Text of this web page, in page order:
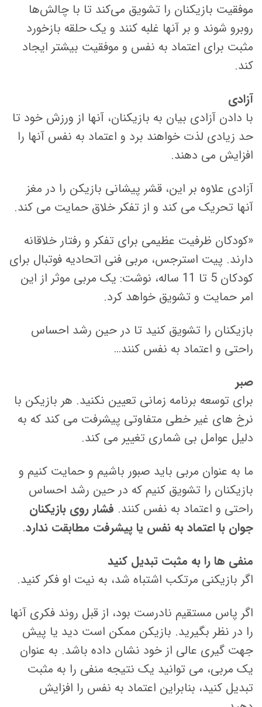
موفقیت بازیکنان را تشویق می‌کند تا با چالش‌ها
روبرو شوند و بر آنها غلبه کنند و یک حلقه بازخورد
مثبت برای اعتماد به نفس و موفقیت بیشتر ایجاد
کند.
آزادی
با دادن آزادی بیان به بازیکنان، آنها از ورزش خود تا
حد زیادی لذت خواهند برد و اعتماد به نفس آنها را
افزایش می دهند.
آزادی علاوه بر این، قشر پیشانی بازیکن را در مغز
آنها تحریک می کند و از تفکر خلاق حمایت می کند.
«کودکان ظرفیت عظیمی برای تفکر و رفتار خلاقانه
دارند. پیت استرجس، مربی فنی اتحادیه فوتبال برای
کودکان 5 تا 11 ساله، نوشت: یک مربی موثر از این
امر حمایت و تشویق خواهد کرد.
بازیکنان را تشویق کنید تا در حین رشد احساس
راحتی و اعتماد به نفس کنند…
صبر
برای توسعه برنامه زمانی تعیین نکنید. هر بازیکن با
نرخ های غیر خطی متفاوتی پیشرفت می کند که به
دلیل عوامل بی شماری تغییر می کند.
ما به عنوان مربی باید صبور باشیم و حمایت کنیم و
بازیکنان را تشویق کنیم که در حین رشد احساس
راحتی و اعتماد به نفس کنند. فشار روی بازیکنان
جوان با اعتماد به نفس یا پیشرفت مطابقت ندارد.
منفی ها را به مثبت تبدیل کنید
اگر بازیکنی مرتکب اشتباه شد، به نیت او فکر کنید.
اگر پاس مستقیم نادرست بود، از قبل روند فکری آنها
را در نظر بگیرید. بازیکن ممکن است دید یا پیش
جهت گیری عالی از خود نشان داده باشد. به عنوان
یک مربی، می توانید یک نتیجه منفی را به مثبت
تبدیل کنید، بنابراین اعتماد به نفس را افزایش